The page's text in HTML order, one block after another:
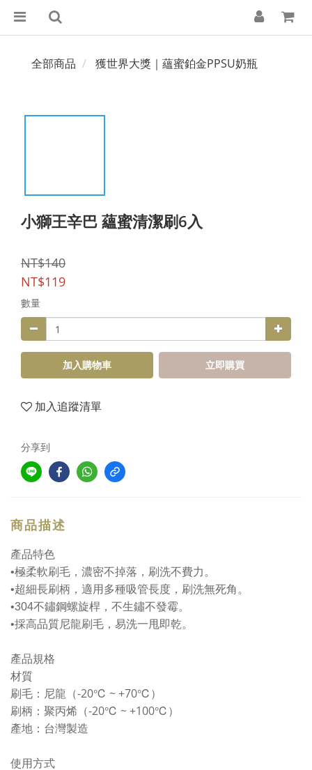
全部商品 獲世界大獎｜蘊蜜鉑金PPSU奶瓶
小獅王辛巴 蘊蜜清潔刷6入
NT$140
NT$119
數量
加入購物車 立即購買
加入追蹤清單
分享到
商品描述
產品特色
•極柔軟刷毛，濃密不掉落，刷洗不費力。
•超細長刷柄，適用多種吸管長度，刷洗無死角。
•304不鏽鋼螺旋桿，不生鏽不發霉。
•採高品質尼龍刷毛，易洗一甩即乾。
產品規格
材質
刷毛：尼龍（-20℃ ~ +70℃ ）
刷柄：聚丙烯（-20℃ ~ +100℃ ）
產地：台灣製造
使用方式